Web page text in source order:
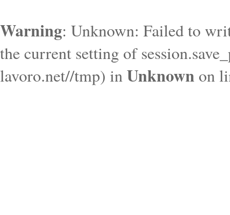
Warning: Unknown: Failed to
the current setting of
lavoro.net//tmp) inUnknown on